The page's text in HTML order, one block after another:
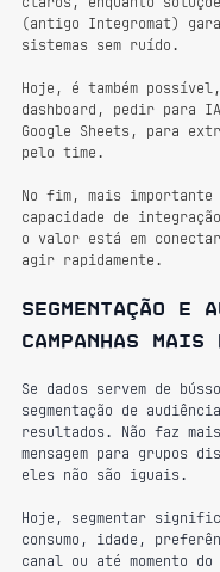
(antigo Integromat)
sistemas sem ruído.
Hoje, é também
dashboard, pedir para
Google Sheets, para
pelo time.
No fim, mais
capacidade de
o valor está em
agir rapidamente.
Segmentação e
campanhas
Se dados servem de
segmentação de
resultados. Não faz
mensagem para grupos
eles não são iguais.
Hoje, segmentar
consumo, idade,
canal ou até momento